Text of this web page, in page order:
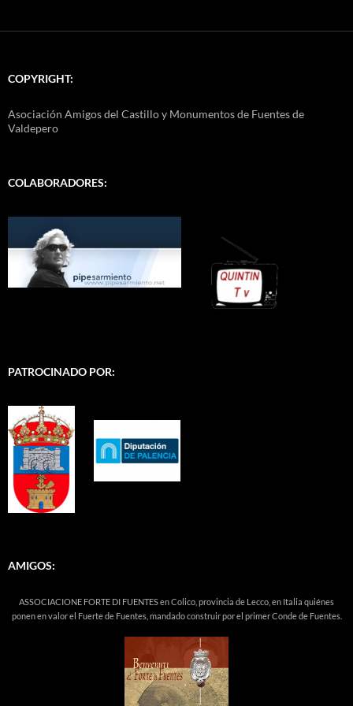
COPYRIGHT:
Asociación Amigos del Castillo y Monumentos de Fuentes de
Valdepero
COLABORADORES:
PATROCINADO POR:
AMIGOS:
ASSOCIACIONE FORTE DI FUENTES en Colico, provincia de Lecco, en Italia quiénes
ponen en valor el Fuerte de Fuentes, mandado construir por el primer Conde de Fuentes.